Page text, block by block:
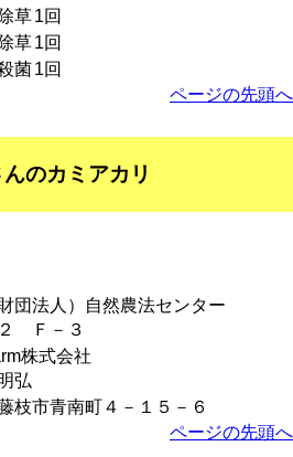
除草1回
除草1回
菌1回
ページの先頭へ
のカミアカリ
財団法人）自然農法センター
Ｆ－３
株式会社
弘
枝市青南町４－１５－６
ページの先頭へ